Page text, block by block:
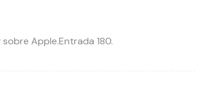
Apple.Entrada 180.